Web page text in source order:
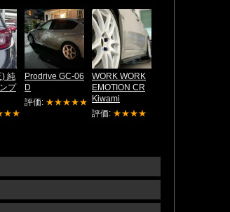
) 純
プ
Prodrive GC-06
D
評価: ★★★★★
WORK WORK
EMOTION CR
Kiwami
評価: ★★★★